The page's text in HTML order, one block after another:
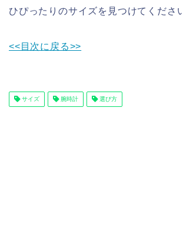
ひぴったりのサイズを見つけてくださ
<<目次に戻る>>
サイズ 腕時計 選び方